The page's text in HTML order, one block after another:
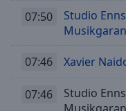
07:50
Studio
07:46 Xavier
07:46
Studio